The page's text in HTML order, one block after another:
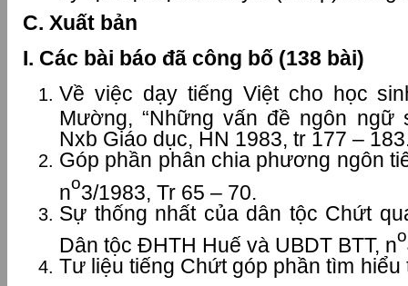
C. Xuất bản
I. Các bài báo đã công bố (138 bài)
Về việc dạy tiếng Việt cho học
Mường, “Những vấn đề ngôn ngữ
Nxb Giáo dục, HN 1983, tr 177 –
Góp phần phân chia phương ngôn
no3/1983, Tr 65 – 70.
Sự thống nhất của dân tộc Chứt
Dân tộc ĐHTH Huế và UBDT BTT, no
Tư liệu tiếng Chứt góp phần tìm